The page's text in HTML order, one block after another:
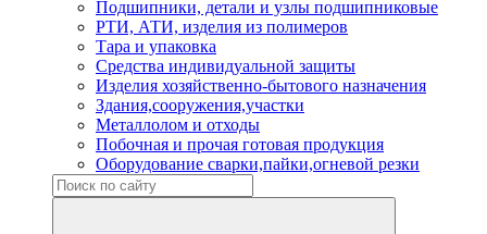
Подшипники, детали и узлы подшипниковые
РТИ, АТИ, изделия из полимеров
Тара и упаковка
Средства индивидуальной защиты
Изделия хозяйственно-бытового назначения
Здания,сооружения,участки
Металлолом и отходы
Побочная и прочая готовая продукция
Оборудование сварки,пайки,огневой резки